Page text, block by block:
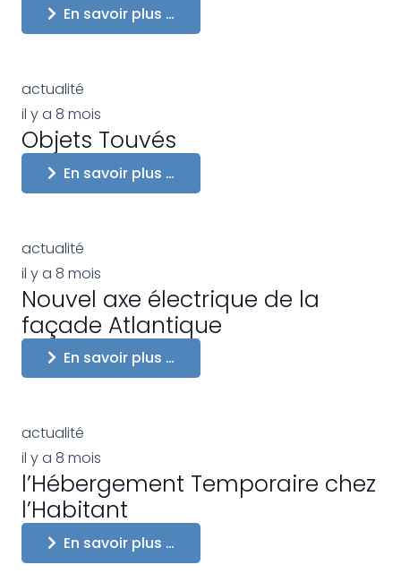
En savoir plus …
actualité
il y a 8 mois
Objets Touvés
En savoir plus …
actualité
il y a 8 mois
Nouvel axe électrique de la
façade Atlantique
En savoir plus …
actualité
il y a 8 mois
l’Hébergement Temporaire chez
l’Habitant
En savoir plus …